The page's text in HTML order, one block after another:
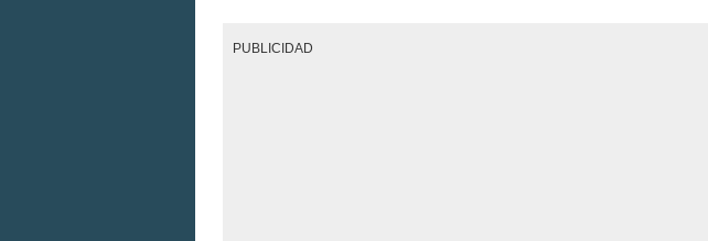
PUBLICIDAD